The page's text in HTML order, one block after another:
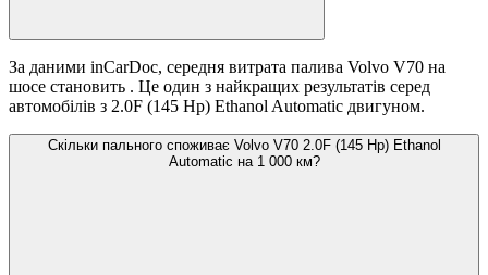
За даними inCarDoc, середня витрата палива Volvo V70 на
шосе становить . Це один з найкращих результатів серед
автомобілів з 2.0F (145 Hp) Ethanol Automatic двигуном.
Скільки пального споживає Volvo V70 2.0F (145 Hp) Ethanol
Automatic на 1 000 км?